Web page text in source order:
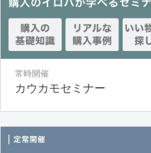
常時開催
カウカモセミナー